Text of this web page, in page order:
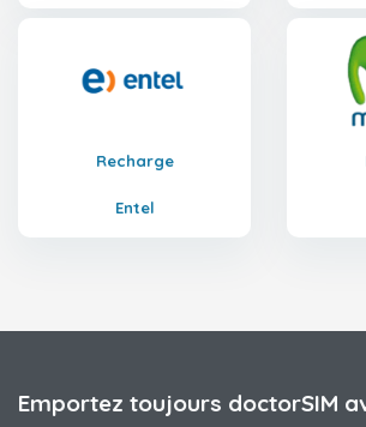
Recharge
Entel
Emportez toujours doctorSIM